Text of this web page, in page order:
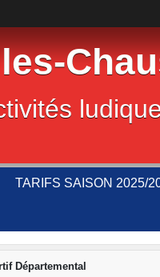
TARIFS SAISON 2025/
Départemental